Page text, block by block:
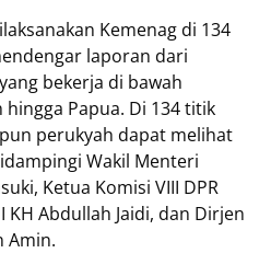
Kemenag di 134
laporan dari
bekerja di bawah
Papua. Di 134 titik
perukyah dapat melihat
Wakil Menteri
Ketua Komisi VIII DPR
KH Abdullah Jaidi, dan Dirjen
Amin.